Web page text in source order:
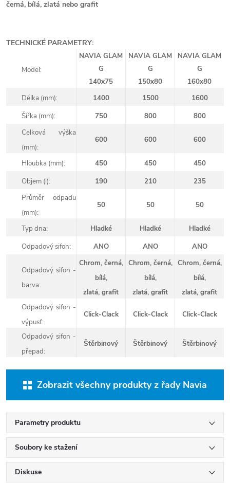
černá, bílá, zlatá nebo grafit
TECHNICKÉ PARAMETRY:
Model:
NAVIA GLAM
G
140x75
NAVIA GLAM
G
150x80
NAVIA GLAM
G
160x80
Délka (mm):
1400 1500
1600
Šířka (mm):
750 800
800
Celková výška
(mm):
600 600 600
Hloubka (mm): 450 450
450
Objem (l):
190 210
235
Průměr odpadu
(mm):
50 50 50
Typ dna: Hladké Hladké
Hladké
Odpadový sifon:
ANO ANO ANO
Odpadový sifon -
barva:
Chrom, černá,
bílá,
zlatá, grafit
Chrom, černá,
bílá,
zlatá, grafit
Chrom, černá,
bílá,
zlatá, grafit
Odpadový sifon -
výpusť:
Click-Clack Click-Clack Click-Clack
Odpadový sifon -
přepad:
Štěrbinový Štěrbinový Štěrbinový
Zobrazit všechny produkty z řady Navia
Parametry produktu
Soubory ke stažení
Diskuse